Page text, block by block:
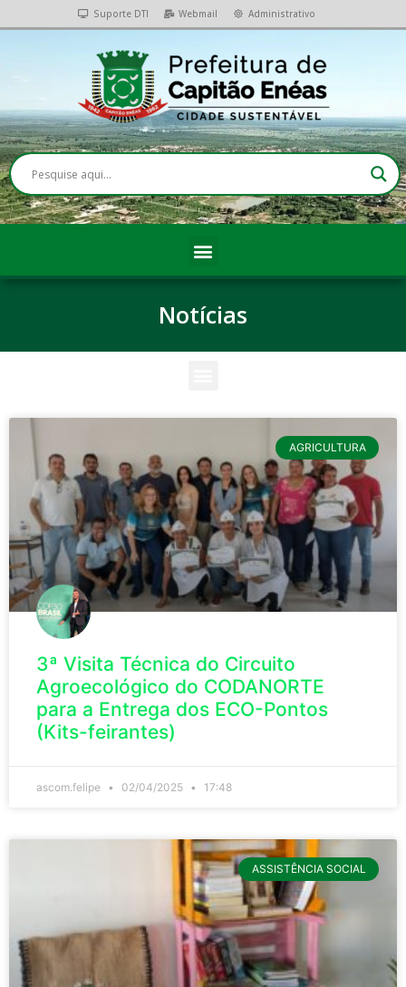
Suporte DTI Webmail Administrativo
Notícias
AGRICULTURA
3ª Visita Técnica do Circuito
Agroecológico do CODANORTE
para a Entrega dos ECO-Pontos
(Kits-feirantes)
ascom.felipe 02/04/2025 17:48
ASSISTÊNCIA SOCIAL